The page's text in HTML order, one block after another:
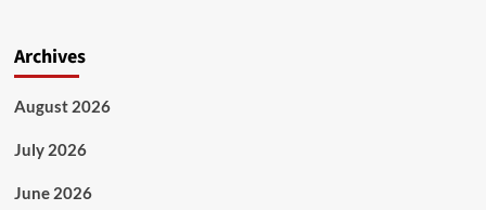
Archives
August 2026
July 2026
June 2026